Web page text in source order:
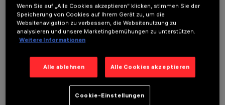
OPTIONALE KOMPONENTEN
TECHNISCHE DATEN
LETZTES UPDATE: 07.08.2026
Wenn Sie auf „Alle Cookies akzeptieren“ klicken, stimmen Sie der
Speicherung von Cookies auf Ihrem Gerät zu, um die
Websitenavigation zu verbessern, die Websitenutzung zu
analysieren und unsere Marketingbemühungen zu unterstützen.
Weitere Informationen
Alle ablehnen Alle Cookies akzeptieren
Cookie-Einstellungen